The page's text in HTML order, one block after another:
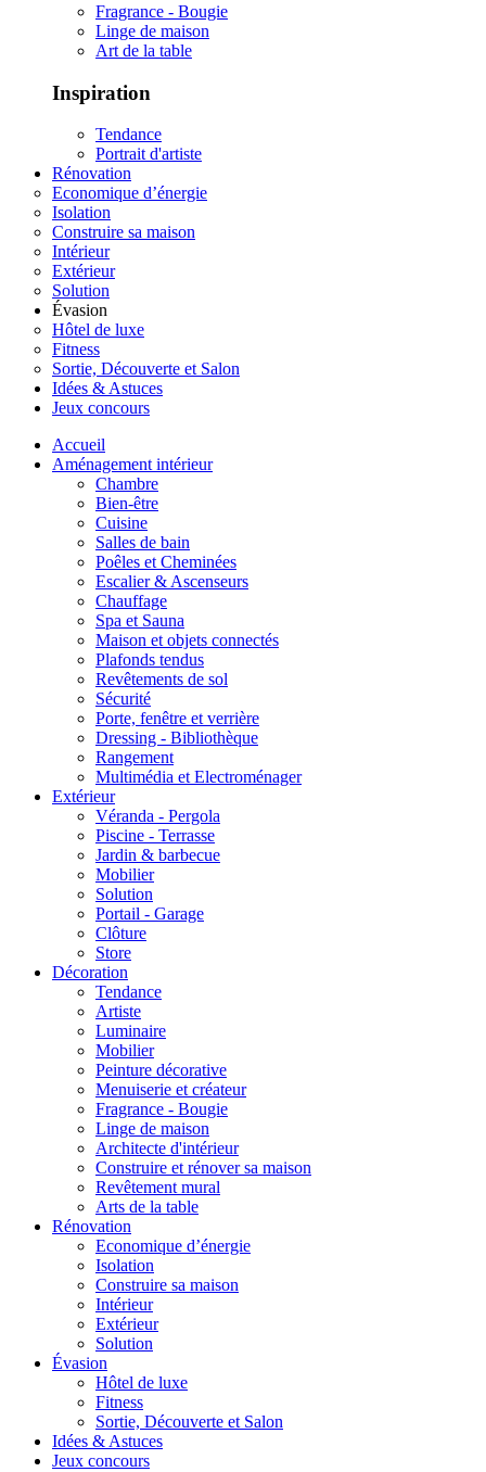
Fragrance - Bougie
Linge de maison
Art de la table
Inspiration
Tendance
Portrait d'artiste
Rénovation
Economique d’énergie
Isolation
Construire sa maison
Intérieur
Extérieur
Solution
Évasion
Hôtel de luxe
Fitness
Sortie, Découverte et Salon
Idées & Astuces
Jeux concours
Accueil
Aménagement intérieur
Chambre
Bien-être
Cuisine
Salles de bain
Poêles et Cheminées
Escalier & Ascenseurs
Chauffage
Spa et Sauna
Maison et objets connectés
Plafonds tendus
Revêtements de sol
Sécurité
Porte, fenêtre et verrière
Dressing - Bibliothèque
Rangement
Multimédia et Electroménager
Extérieur
Véranda - Pergola
Piscine - Terrasse
Jardin & barbecue
Mobilier
Solution
Portail - Garage
Clôture
Store
Décoration
Tendance
Artiste
Luminaire
Mobilier
Peinture décorative
Menuiserie et créateur
Fragrance - Bougie
Linge de maison
Architecte d'intérieur
Construire et rénover sa maison
Revêtement mural
Arts de la table
Rénovation
Economique d’énergie
Isolation
Construire sa maison
Intérieur
Extérieur
Solution
Évasion
Hôtel de luxe
Fitness
Sortie, Découverte et Salon
Idées & Astuces
Jeux concours